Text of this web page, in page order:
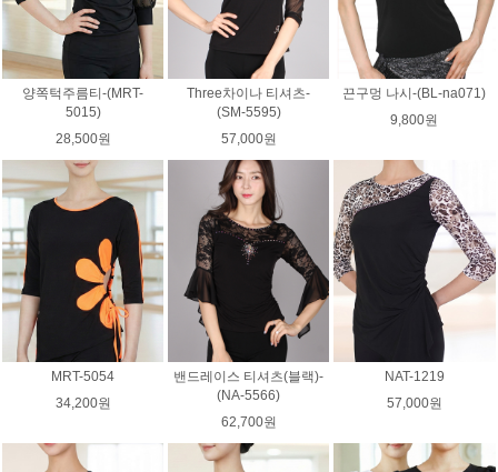
양쪽턱주름티-(MRT-
5015)
28,500원
Three차이나 티셔츠-
(SM-5595)
57,000원
끈구멍 나시-(BL-na071)
9,800원
MRT-5054
34,200원
밴드레이스 티셔츠(블랙)-
(NA-5566)
62,700원
NAT-1219
57,000원